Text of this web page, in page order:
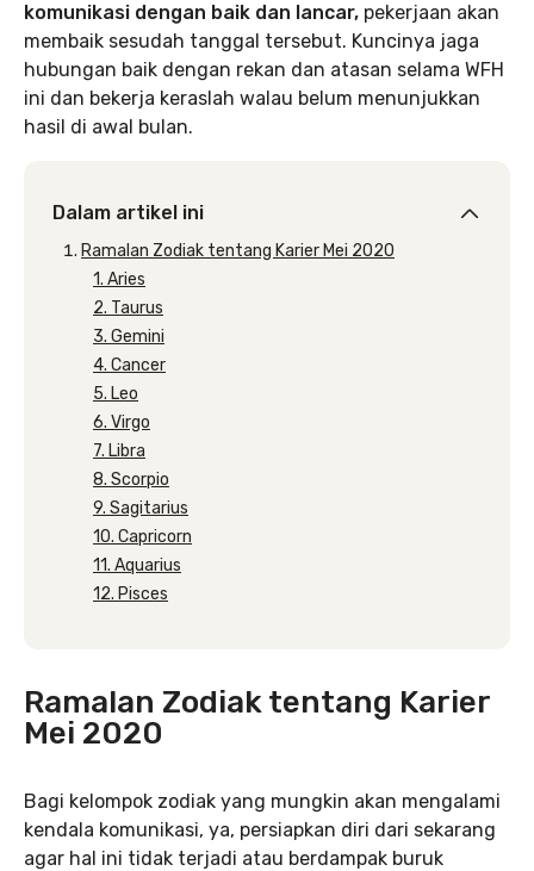
komunikasi dengan baik dan lancar, pekerjaan akan
membaik sesudah tanggal tersebut. Kuncinya jaga
hubungan baik dengan rekan dan atasan selama WFH
ini dan bekerja keraslah walau belum menunjukkan
hasil di awal bulan.
Dalam artikel ini
Ramalan Zodiak tentang Karier Mei 2020
1. Aries
2. Taurus
3. Gemini
4. Cancer
5. Leo
6. Virgo
7. Libra
8. Scorpio
9. Sagitarius
10. Capricorn
11. Aquarius
12. Pisces
Ramalan Zodiak tentang Karier
Mei 2020
Bagi kelompok zodiak yang mungkin akan mengalami
kendala komunikasi, ya, persiapkan diri dari sekarang
agar hal ini tidak terjadi atau berdampak buruk